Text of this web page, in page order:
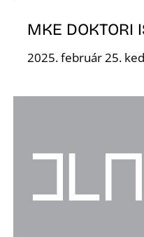
MKE DOKTORI
2025. február 25.